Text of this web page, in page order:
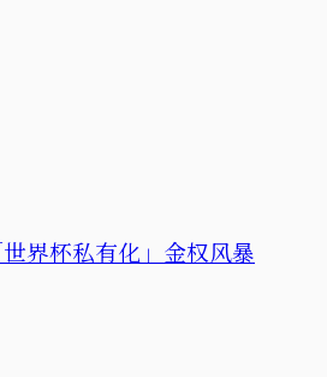
界杯私有化」金权风暴